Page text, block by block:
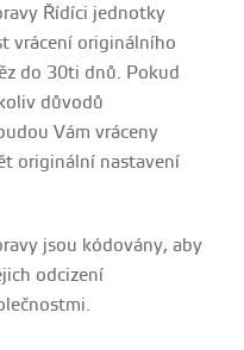
Řídíci jednotky
vrácení originálního
do 30ti dnů. Pokud
důvodů
Vám vráceny
originální nastavení
jsou kódovány, aby
odcizení